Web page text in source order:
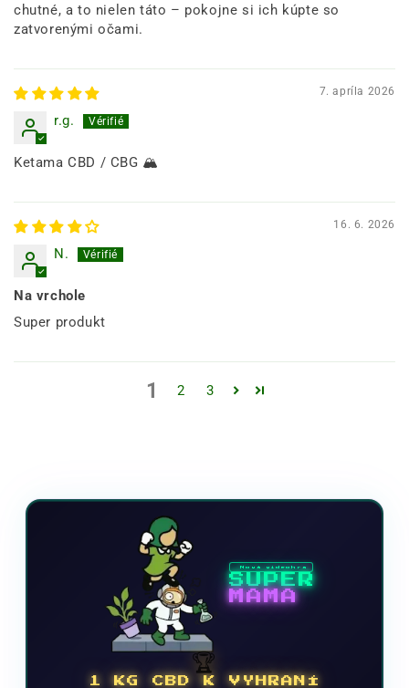
chutné, a to nielen táto – pokojne si ich kúpte so
zatvorenými očami.
7. apríla 2026
r.g.
Ketama CBD / CBG 🏔
16. 6. 2026
N.
Na vrchole
Super produkt
1 2 3
Nová videohra
SUPER
MAMA
🏆
1 KG CBD K VYHRANÍ